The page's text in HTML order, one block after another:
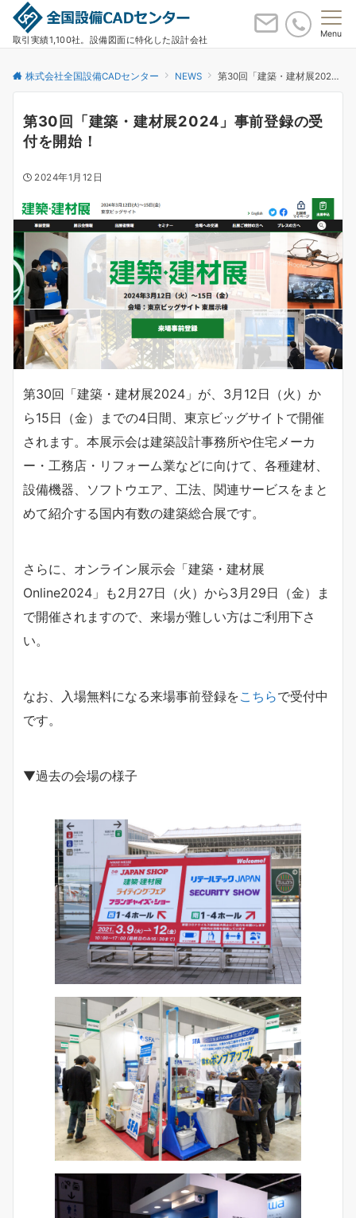
取引実績1,100社。設備図面に特化した設計会社
Menu
株式会社全国設備CADセンター NEWS 第30回「建築・建材展2024」事前登録の受付を開始！
第30回「建築・建材展2024」事前登録の受
付を開始！
2024年1月12日
第30回「建築・建材展2024」が、3月12日（火）か
ら15日（金）までの4日間、東京ビッグサイトで開催
されます。本展示会は建築設計事務所や住宅メーカ
ー・工務店・リフォーム業などに向けて、各種建材、
設備機器、ソフトウエア、工法、関連サービスをまと
めて紹介する国内有数の建築総合展です。
さらに、オンライン展示会「建築・建材展
Online2024」も2月27日（火）から3月29日（金）ま
で開催されますので、来場が難しい方はご利用下さ
い。
なお、入場無料になる来場事前登録をこちらで受付中
です。
▼過去の会場の様子